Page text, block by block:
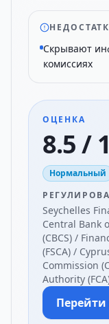
Скрывают
комиссиях
ОЦЕНКА
8.5 /
Нормальный
Seychelles
Central Bank
(CBCS) /
(FSCA) /
Commission
Authority
Перейти